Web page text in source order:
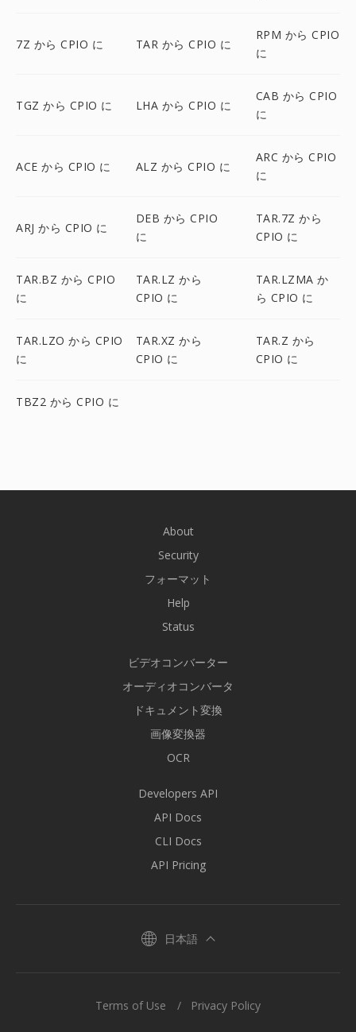
7Z から CPIO に TAR から CPIO に
RPM から CPIO
に
TGZ から CPIO に LHA から CPIO に
CAB から CPIO
に
ACE から CPIO に ALZ から CPIO に
ARC から CPIO
に
ARJ から CPIO に
DEB から CPIO
に
TAR.7Z から
CPIO に
TAR.BZ から CPIO
に
TAR.LZ から
CPIO に
TAR.LZMA か
ら CPIO に
TAR.LZO から CPIO
に
TAR.XZ から
CPIO に
TAR.Z から
CPIO に
TBZ2 から CPIO に
About
Security
フォーマット
Help
Status
ビデオコンバーター
オーディオコンバータ
ドキュメント変換
画像変換器
OCR
Developers API
API Docs
CLI Docs
API Pricing
日本語
Terms of Use Privacy Policy